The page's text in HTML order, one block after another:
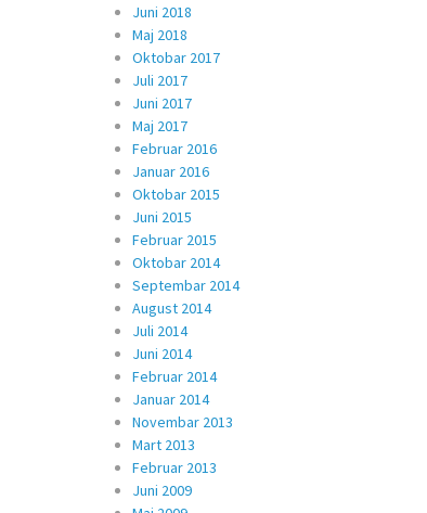
Juni 2018
Maj 2018
Oktobar 2017
Juli 2017
Juni 2017
Maj 2017
Februar 2016
Januar 2016
Oktobar 2015
Juni 2015
Februar 2015
Oktobar 2014
Septembar 2014
August 2014
Juli 2014
Juni 2014
Februar 2014
Januar 2014
Novembar 2013
Mart 2013
Februar 2013
Juni 2009